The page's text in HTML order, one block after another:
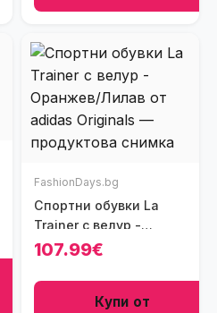
FashionDays.bg
Спортни обувки La
Trainer с велур -
Оранжев/Лилав
107.99€
Купи от